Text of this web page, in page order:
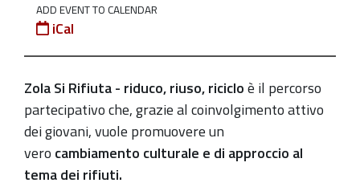
04-
08T18:00:00+02:00
04-
08T19:00:00+02:00
ADD EVENT TO CALENDAR
iCal
Zola Si Rifiuta - riduco, riuso, ricicloè il percorso
partecipativo che, grazie al coinvolgimento attivo
dei giovani,vuole promuovere un
vero cambiamento culturale e di approccio al
tema dei rifiuti.